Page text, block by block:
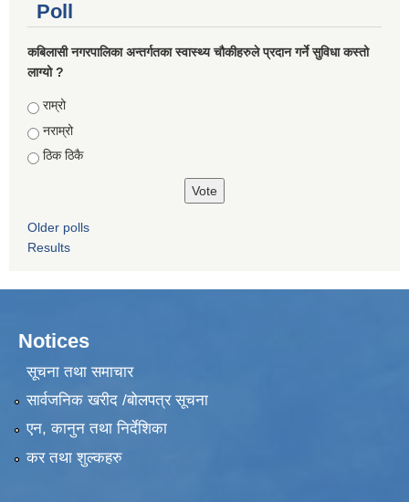
Poll
कबिलासी नगरपालिका अन्तर्गतका स्वास्थ्य चौकीहरुले प्रदान गर्ने सुविधा कस्तो
लाग्यो ?
Choices
राम्रो
नराम्रो
ठिक ठिकै
Older polls
Results
Notices
सूचना तथा समाचार
सार्वजनिक खरीद /बोलपत्र सूचना
एन, कानुन तथा निर्देशिका
कर तथा शुल्कहरु